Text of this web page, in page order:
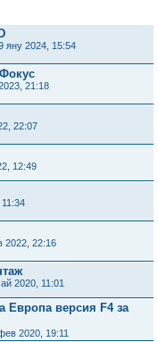
яну 2024, 15:54
21:18
22:07
12:49
2022, 22:16
2020, 11:01
Европа версия F4 за
2020, 19:11